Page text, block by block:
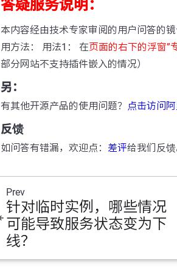
答疑服务说明：
本内容经由技术专家审阅的用户问答的
用方法： 用法1： 在页面的右下的浮窗”
部分网站不支持插件嵌入的情况）
另：
有其他开源产品的使用问题？ 点击访问
反馈
如问答有错漏，欢迎点： 差评给我们反馈
Prev
针对临时实例，哪些情况
可能导致服务状态变为下
线？